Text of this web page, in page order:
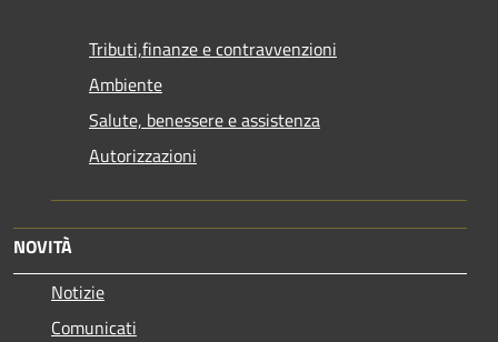
Tributi,finanze e contravvenzioni
Ambiente
Salute, benessere e assistenza
Autorizzazioni
NOVITÀ
Notizie
Comunicati